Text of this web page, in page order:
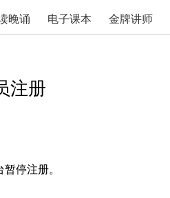
晚诵 电子课本 金牌讲师
注册
停注册。